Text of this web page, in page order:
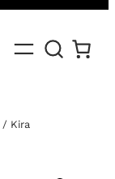
/ Kira